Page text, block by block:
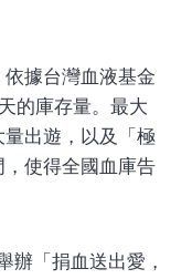
據台灣血液基金
的庫存量。最大
出遊，以及「極
使得全國血庫告
辦「捐血送出愛，